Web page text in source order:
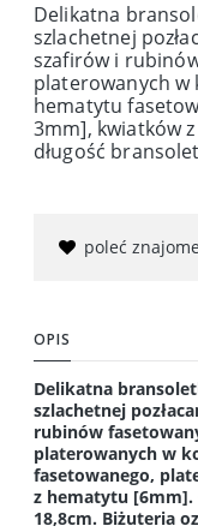
Delikatna
szlachetnej
szafirów i
platerowanych w
hematytu
3mm], kwiatków
długość
poleć
OPIS
Delikatna
szlachetnej
rubinów
platerowanych w
fasetowanego,
z hematytu [6mm].
18,8cm. Biżuteria